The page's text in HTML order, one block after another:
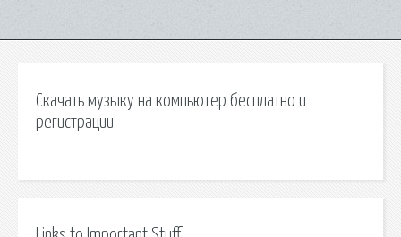
Скачать музыку на компьютер бесплатно и
регистрации